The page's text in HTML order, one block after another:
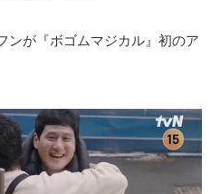
ンが『ボゴムマジカル』初のア